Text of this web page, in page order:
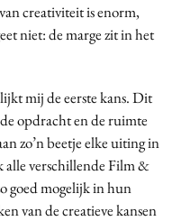
creativiteit is enorm,
niet: de marge zit in het
mij de eerste kans. Dit
opdracht en de ruimte
zo’n beetje elke uiting in
alle verschillende Film &
goed mogelijk in hun
van de creatieve kansen